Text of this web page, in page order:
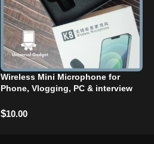
Wireless Mini Microphone for
Phone, Vlogging, PC & interview
$10.00